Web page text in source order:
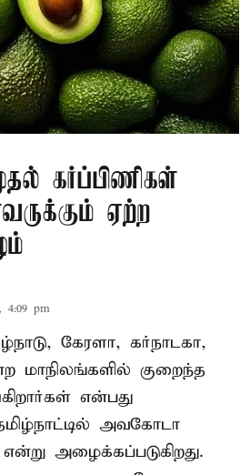
கர்ப்பிணிகள்
ஏற்ற
4:09 pm
கேரளா, கர்நாடகா,
மாநிலங்களில் குறைந்த
என்பது
தமிழ்நாட்டில் அவகோடா
அழைக்கப்படுகிறது.